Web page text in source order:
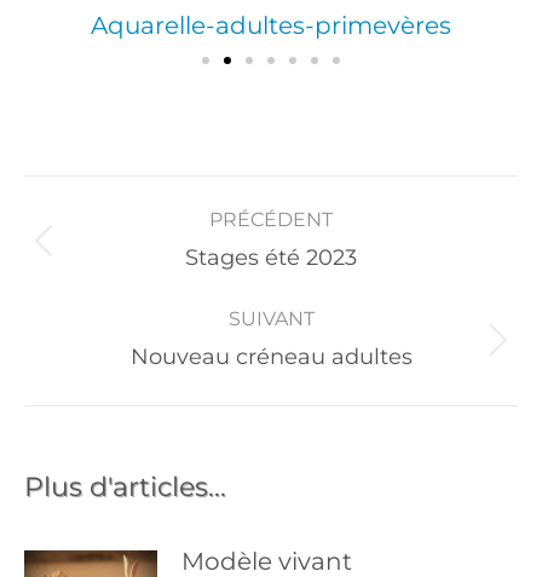
Aquarelle-adultes-primevères
PRÉCÉDENT
Stages été 2023
SUIVANT
Nouveau créneau adultes
Plus d'articles...
Modèle vivant